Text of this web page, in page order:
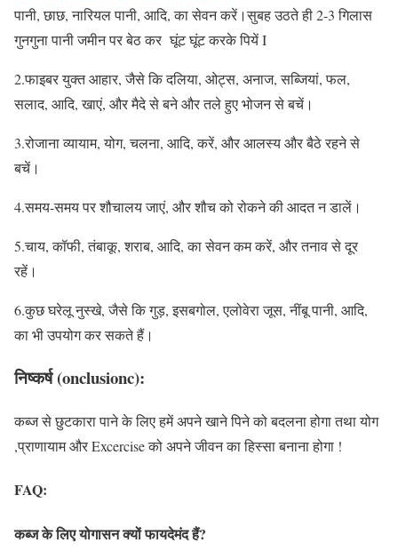
पानी, छाछ, नारियल पानी, आदि, का सेवन करें।सुबह उठते ही 2-3 गिलास
गुनगुना पानी जमीन पर बेठ कर घूंट घूंट करके पियें I
2.फाइबर युक्त आहार, जैसे कि दलिया, ओट्स, अनाज, सब्जियां, फल,
सलाद, आदि, खाएं, और मैदे से बने और तले हुए भोजन से बचें।
3.रोजाना व्यायाम, योग, चलना, आदि, करें, और आलस्य और बैठे रहने से
बचें।
4.समय-समय पर शौचालय जाएं, और शौच को रोकने की आदत न डालें।
5.चाय, कॉफी, तंबाकू, शराब, आदि, का सेवन कम करें, और तनाव से दूर
रहें।
6.कुछ घरेलू नुस्खे, जैसे कि गुड़, इसबगोल, एलोवेरा जूस, नींबू पानी, आदि,
का भी उपयोग कर सकते हैं।
निष्कर्ष (onclusionc):
कब्ज से छुटकारा पाने के लिए हमें अपने खाने पिने को बदलना होगा तथा योग
,प्राणायाम और Excercise को अपने जीवन का हिस्सा बनाना होगा !
FAQ:
कब्ज के लिए योगासन क्यों फायदेमंद हैं?